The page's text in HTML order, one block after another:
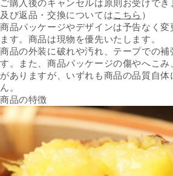
ご購入後のキャンセルは原則お受けで
及び返品・交換についてはこちら ）
商品パッケージやデザインは予告なく
ます。商品は現物を優先いたします。
商品の外装に破れや汚れ、テープでの補
す。また、商品パッケージの傷やへこ
がありますが、いずれも商品の品質自
ん。
商品の特徴